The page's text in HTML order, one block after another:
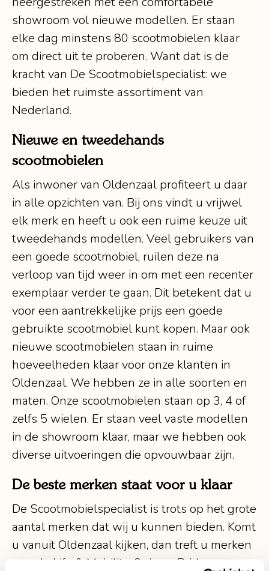
showroom vol nieuwe modellen. Er staan
elke dag minstens 80 scootmobielen klaar
om direct uit te proberen. Want dat is de
kracht van De Scootmobielspecialist: we
bieden het ruimste assortiment van
Nederland.
Nieuwe en tweedehands
scootmobielen
Als inwoner van Oldenzaal profiteert u daar
in alle opzichten van. Bij ons vindt u vrijwel
elk merk en heeft u ook een ruime keuze uit
tweedehands modellen. Veel gebruikers van
een goede scootmobiel, ruilen deze na
verloop van tijd weer in om met een recenter
exemplaar verder te gaan. Dit betekent dat u
voor een aantrekkelijke prijs een goede
gebruikte scootmobiel kunt kopen. Maar ook
nieuwe scootmobielen staan in ruime
hoeveelheden klaar voor onze klanten in
Oldenzaal. We hebben ze in alle soorten en
maten. Onze scootmobielen staan op 3, 4 of
zelfs 5 wielen. Er staan veel vaste modellen
in de showroom klaar, maar we hebben ook
diverse uitvoeringen die opvouwbaar zijn.
De beste merken staat voor u klaar
De Scootmobielspecialist is trots op het grote
aantal merken dat wij u kunnen bieden. Komt
u vanuit Oldenzaal kijken, dan treft u merken
aan als Life & Mobility, Quingo, Pride en